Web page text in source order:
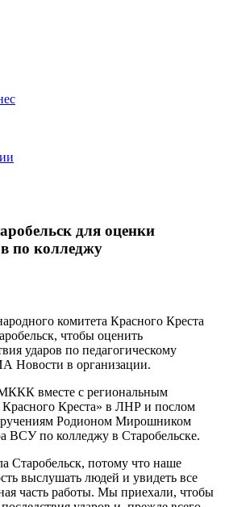
для оценки
по колледжу
комитета Красного Креста
чтобы оценить
ударов по педагогическому
Новости в организации.
вместе с региональным
Креста» в ЛНР и послом
Родионом Мирошником
ВСУ по колледжу в Старобельске.
Старобельск, потому что наше
выслушать людей и увидеть все
часть работы. Мы приехали, чтобы